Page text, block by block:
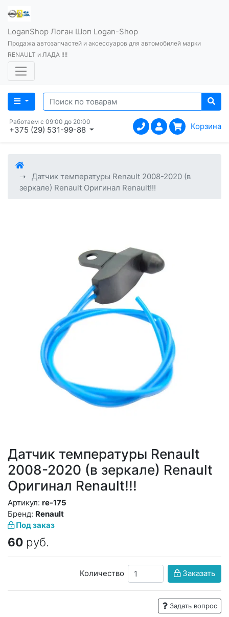
LoganShop Логан Шоп Logan-Shop
Продажа автозапчастей и аксессуаров для автомобилей марки
RENAULT и ЛАДА !!!!
Работаем с 09:00 до 20:00
+375 (29) 531-99-88 Корзина
Датчик температуры Renault 2008-2020 (в
зеркале) Renault Оригинал Renault!!!
Датчик температуры Renault
2008-2020 (в зеркале) Renault
Оригинал Renault!!!
Под заказ
Бренд: Renault
Артикул: re-175
60 руб.
Количество Заказать
Задать вопрос